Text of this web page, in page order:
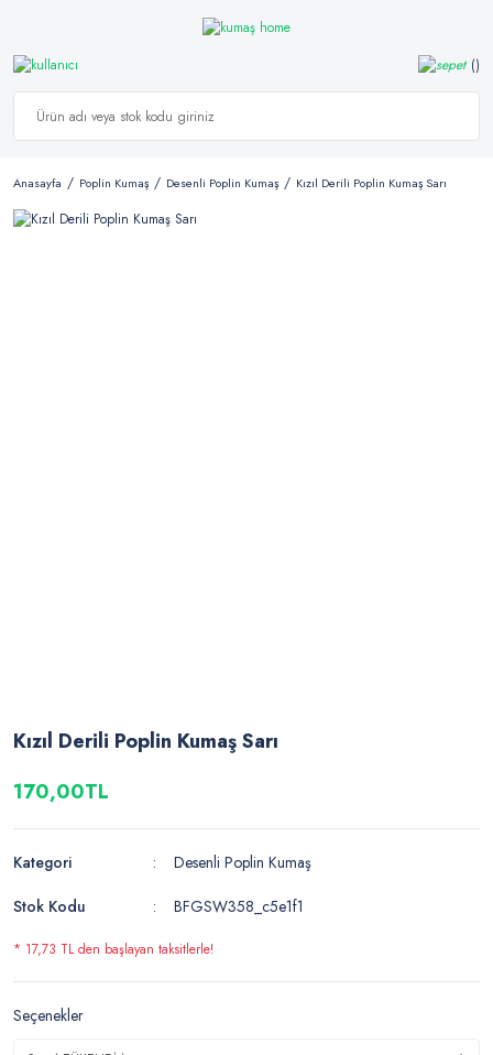
Anasayfa Poplin Kumaş Desenli Poplin Kumaş Kızıl Derili Poplin Kumaş Sarı
Kızıl Derili Poplin Kumaş Sarı
170,00TL
Kategori
Desenli Poplin Kumaş
Stok Kodu
BFGSW358_c5e1f1
* 17,73 TL den başlayan taksitlerle!
Seçenekler